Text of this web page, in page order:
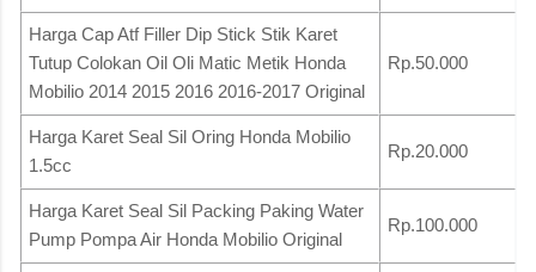
Harga Cap Atf Filler Dip Stick Stik Karet
Tutup Colokan Oil Oli Matic Metik Honda
Mobilio 2014 2015 2016 2016-2017 Original
Rp.50.000
Harga Karet Seal Sil Oring Honda Mobilio
1.5cc
Rp.20.000
Harga Karet Seal Sil Packing Paking Water
Pump Pompa Air Honda Mobilio Original
Rp.100.000